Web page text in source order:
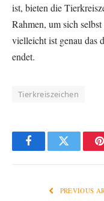
ist, bieten die
Rahmen, um sich
vielleicht ist genau das
endet.
Tierkreiszeichen
FacebookTwitter
PREVIOUS